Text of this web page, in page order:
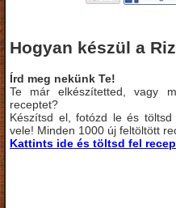
Hogyan készül a
Írd meg nekünk Te!
Te már elkészítetted, vagy
receptet?
Készítsd el, fotózd le és
vele! Minden 1000 új feltöltött
Kattints ide és töltsd fel